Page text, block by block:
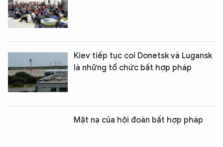
Kiev tiếp tục coi Donetsk và Lugansk
là những tổ chức bất hợp pháp
Mặt nạ của hội đoàn bất hợp pháp